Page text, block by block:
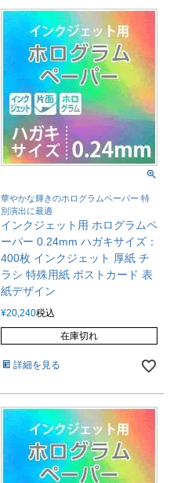
華やかな輝きのホログラムペーパー 特
別演出に最適
インクジェット用 ホログラムペ
ーパー 0.24mm ハガキサイズ：
400枚 インクジェット 厚紙 チ
ラシ 特殊用紙 ポストカード 表
紙デザイン
¥20,240税込
在庫切れ
詳細を見る